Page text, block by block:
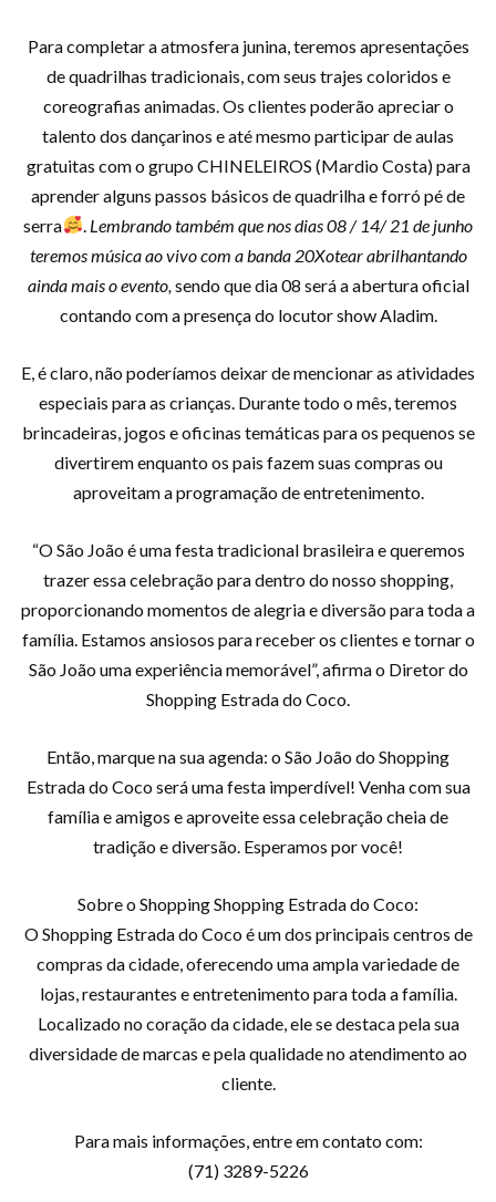
Para completar a atmosfera junina, teremos apresentações
de quadrilhas tradicionais, com seus trajes coloridos e
coreografias animadas. Os clientes poderão apreciar o
talento dos dançarinos e até mesmo participar de aulas
gratuitas com o grupo CHINELEIROS (Mardio Costa) para
aprender alguns passos básicos de quadrilha e forró pé de
serra
. Lembrando também que nos dias 08 / 14/ 21 de junho
teremos música ao vivo com a banda 20Xotear abrilhantando
ainda mais o evento,sendo que dia 08 será a abertura oficial
contando com a presença do locutor show Aladim.
E, é claro, não poderíamos deixar de mencionar as atividades
especiais para as crianças. Durante todo o mês, teremos
brincadeiras, jogos e oficinas temáticas para os pequenos se
divertirem enquanto os pais fazem suas compras ou
aproveitam a programação de entretenimento.
“O São João é uma festa tradicional brasileira e queremos
trazer essa celebração para dentro do nosso shopping,
proporcionando momentos de alegria e diversão para toda a
família. Estamos ansiosos para receber os clientes e tornar o
São João uma experiência memorável”, afirma o Diretor do
Shopping Estrada do Coco.
Então, marque na sua agenda: o São João do Shopping
Estrada do Coco será uma festa imperdível! Venha com sua
família e amigos e aproveite essa celebração cheia de
tradição e diversão. Esperamos por você!
Sobre o Shopping Shopping Estrada do Coco:
O Shopping Estrada do Coco é um dos principais centros de
compras da cidade, oferecendo uma ampla variedade de
lojas, restaurantes e entretenimento para toda a família.
Localizado no coração da cidade, ele se destaca pela sua
diversidade de marcas e pela qualidade no atendimento ao
cliente.
Para mais informações, entre em contato com:
(71) 3289-5226